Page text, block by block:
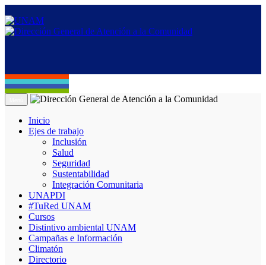
Inicio
Ejes de trabajo
Inclusión
Salud
Seguridad
Sustentabilidad
Integración Comunitaria
UNAPDI
#TuRed UNAM
Cursos
Distintivo ambiental UNAM
Campañas e Información
Climatón
Directorio